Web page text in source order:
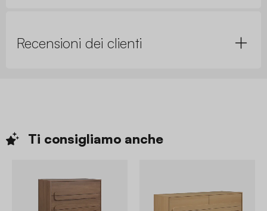
Recensioni dei clienti
Ti consigliamo anche